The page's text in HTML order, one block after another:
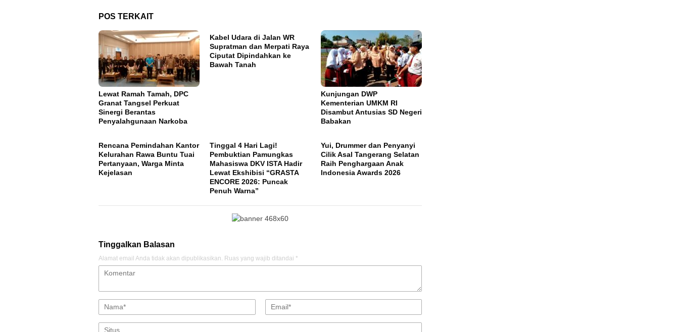
POS TERKAIT
Lewat Ramah Tamah, DPC
Granat Tangsel Perkuat
Sinergi Berantas
Penyalahgunaan Narkoba
Kabel Udara di Jalan WR
Supratman dan Merpati Raya
Ciputat Dipindahkan ke
Bawah Tanah
Kunjungan DWP
Kementerian UMKM RI
Disambut Antusias SD Negeri
Babakan
Rencana Pemindahan Kantor
Kelurahan Rawa Buntu Tuai
Pertanyaan, Warga Minta
Kejelasan
Tinggal 4 Hari Lagi!
Pembuktian Pamungkas
Mahasiswa DKV ISTA Hadir
Lewat Ekshibisi “GRASTA
ENCORE 2026: Puncak
Penuh Warna”
Yui, Drummer dan Penyanyi
Cilik Asal Tangerang Selatan
Raih Penghargaan Anak
Indonesia Awards 2026
Tinggalkan Balasan
Alamat email Anda tidak akan dipublikasikan. Ruas yang wajib ditandai *